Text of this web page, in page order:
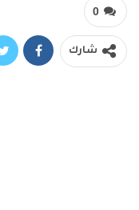
0
شارك